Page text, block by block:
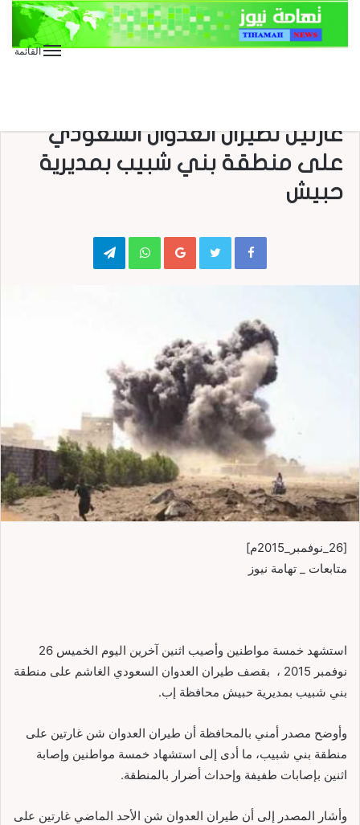
القائمة
غارتين لطيران العدوان السعودي
على منطقة بني شبيب بمديرية
حبيش
Google+
WhatsApp
Telegram
[26_نوفمبر_2015م]
متابعات _ تهامة نيوز
استشهد خمسة مواطنين وأصيب اثنين آخرين اليوم الخميس 26
نوفمبر 2015 ، بقصف طيران العدوان السعودي الغاشم على منطقة
بني شبيب بمديرية حبيش محافظة إب.
وأوضح مصدر أمني بالمحافظة أن طيران العدوان شن غارتين على
منطقة بني شبيب، ما أدى إلى استشهاد خمسة مواطنين وإصابة
اثنين بإصابات طفيفة وإحداث أضرار بالمنطقة.
وأشار المصدر إلى أن طيران العدوان شن الأحد الماضي غارتين على